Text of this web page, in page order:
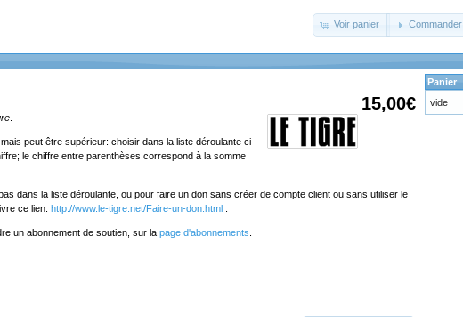
Voir panier Commander
15,00€
peut être supérieur: choisir dans la liste déroulante ci-
le chiffre entre parenthèses correspond à la somme
dans la liste déroulante, ou pour faire un don sans créer de compte client ou sans utiliser le
ce lien: http://www.le-tigre.net/Faire-un-don.html
un abonnement de soutien, sur la page d'abonnements
Panier
vide